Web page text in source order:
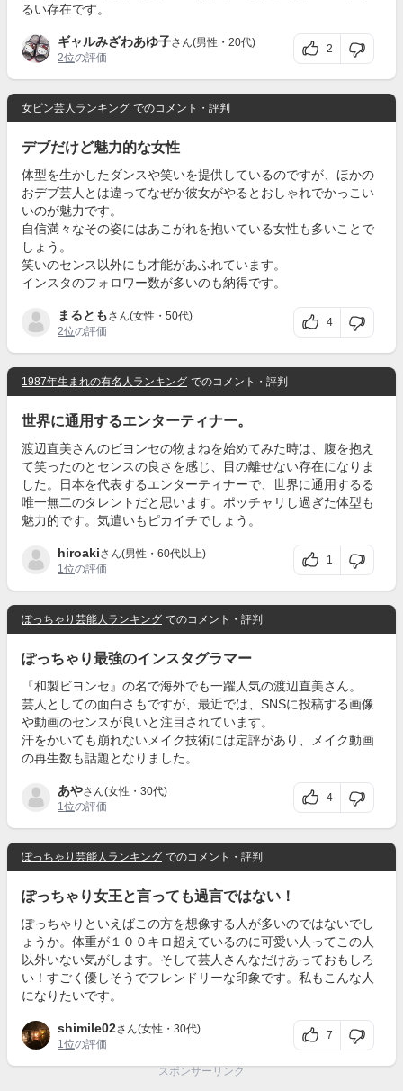
るい存在です。
ギャルみざわあゆ子さん(男性・20代)
2位の評価
2
女ピン芸人ランキング でのコメント・評判
デブだけど魅力的な女性
体型を生かしたダンスや笑いを提供しているのですが、ほかの
おデブ芸人とは違ってなぜか彼女がやるとおしゃれでかっこい
いのが魅力です。
自信満々なその姿にはあこがれを抱いている女性も多いことで
しょう。
笑いのセンス以外にも才能があふれています。
インスタのフォロワー数が多いのも納得です。
まるともさん(女性・50代)
2位の評価
4
1987年生まれの有名人ランキング でのコメント・評判
世界に通用するエンターティナー。
渡辺直美さんのビヨンセの物まねを始めてみた時は、腹を抱え
て笑ったのとセンスの良さを感じ、目の離せない存在になりま
した。日本を代表するエンターティナーで、世界に通用するる
唯一無二のタレントだと思います。ポッチャリし過ぎた体型も
魅力的です。気遣いもピカイチでしょう。
hiroakiさん(男性・60代以上)
1位の評価
1
ぽっちゃり芸能人ランキング でのコメント・評判
ぽっちゃり最強のインスタグラマー
『和製ビヨンセ』の名で海外でも一躍人気の渡辺直美さん。
芸人としての面白さもですが、最近では、SNSに投稿する画像
や動画のセンスが良いと注目されています。
汗をかいても崩れないメイク技術には定評があり、メイク動画
の再生数も話題となりました。
あやさん(女性・30代)
1位の評価
4
ぽっちゃり芸能人ランキング でのコメント・評判
ぽっちゃり女王と言っても過言ではない！
ぽっちゃりといえばこの方を想像する人が多いのではないでし
ょうか。体重が１００キロ超えているのに可愛い人ってこの人
以外いない気がします。そして芸人さんなだけあっておもしろ
い！すごく優しそうでフレンドリーな印象です。私もこんな人
になりたいです。
shimile02さん(女性・30代)
1位の評価
7
スポンサーリンク